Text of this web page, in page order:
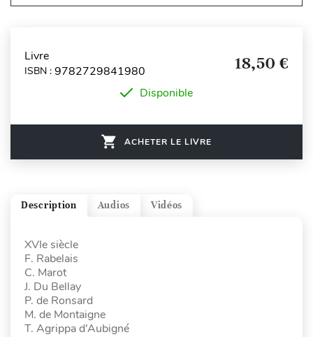
Livre
ISBN : 9782729841980 18,50 €
Disponible
ACHETER LE LIVRE
Vidéos
Audios
Description
XVIe siècle
F. Rabelais
C. Marot
J. Du Bellay
P. de Ronsard
M. de Montaigne
T. Agrippa d’Aubigné